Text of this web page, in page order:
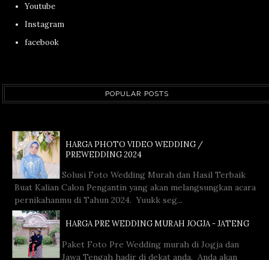
Youtube
Instagram
facebook
POPULAR POSTS
HARGA PHOTO VIDEO WEDDING /
PREWEDDING 2024
Solusi Foto Wedding Murah dan Hasil Terbaik
Buat Kalian Calon Pengantin yang akan melangsungkan acara
pernikahanmu di Tahun 2024. Yuukk seg...
HARGA PRE WEDDING MURAH JOGJA - JATENG
Paket Foto Pre Wedding murah di Jogja dan
Jawa Tengah hadir di dekat anda. Anda akan